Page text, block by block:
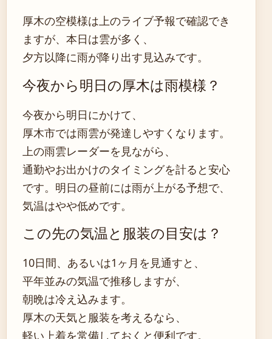
厚木の空模様は上のライブ予報で確認でき
ますが、本日は雲が多く、
夕方以降に雨が降り出す見込みです。
今夜から明日の厚木は雨模様？
今夜から明日にかけて、
厚木市では雨雲が発達しやすくなります。
上の雨雲レーダーを見ながら、
通勤やお出かけのタイミングを計ると安心
です。明日の昼前には雨が上がる予想で、
気温はやや低めです。
この先の気温と服装の目安は？
10日間、あるいは1ヶ月を見通すと、
平年並みの気温で推移しますが、
朝晩は冷え込みます。
厚木の天気と服装を考えるなら、
軽い上着を常備しておくと便利です。